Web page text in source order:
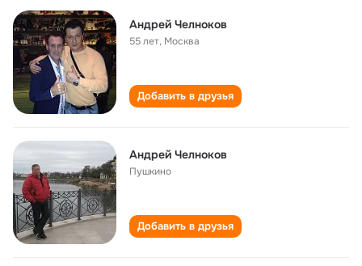
Андрей Челноков
55 лет, Москва
Добавить в друзья
Андрей Челноков
Пушкино
Добавить в друзья